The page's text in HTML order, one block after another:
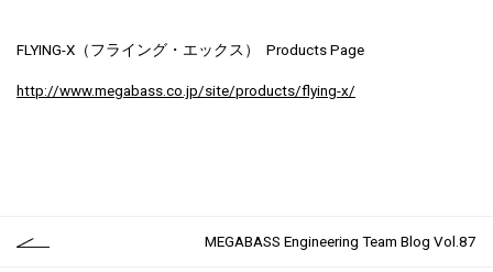
FLYING-X（フライング・エックス） Products Page
http://www.megabass.co.jp/site/products/flying-x/
MEGABASS Engineering Team Blog Vol.87